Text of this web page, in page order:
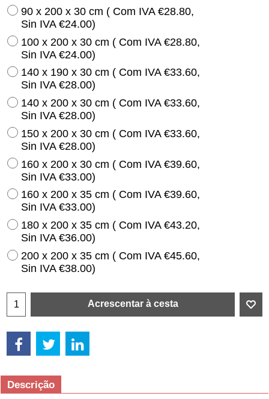
90 x 200 x 30 cm ( Com IVA €28.80,
Sin IVA €24.00)
100 x 200 x 30 cm ( Com IVA €28.80,
Sin IVA €24.00)
140 x 190 x 30 cm ( Com IVA €33.60,
Sin IVA €28.00)
140 x 200 x 30 cm ( Com IVA €33.60,
Sin IVA €28.00)
150 x 200 x 30 cm ( Com IVA €33.60,
Sin IVA €28.00)
160 x 200 x 30 cm ( Com IVA €39.60,
Sin IVA €33.00)
160 x 200 x 35 cm ( Com IVA €39.60,
Sin IVA €33.00)
180 x 200 x 35 cm ( Com IVA €43.20,
Sin IVA €36.00)
200 x 200 x 35 cm ( Com IVA €45.60,
Sin IVA €38.00)
Acrescentar à cesta
Descrição